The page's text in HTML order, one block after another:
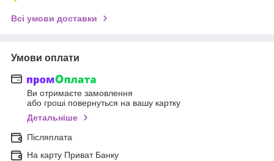
Всі умови доставки
Умови оплати
Ви отримаєте замовлення
або гроші повернуться на вашу картку
Детальніше
Післяплата
На карту Приват Банку